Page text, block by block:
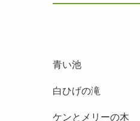
青い池
白ひげの滝
ケンとメリーの木